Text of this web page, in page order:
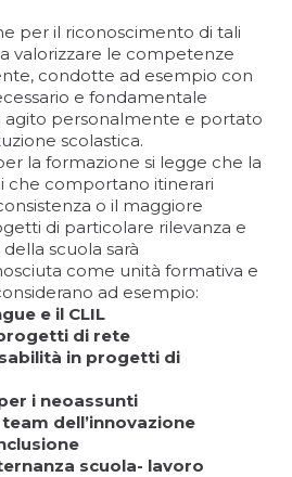
per il riconoscimento di tali
valorizzare le competenze
condotte ad esempio con
e fondamentale
personalmente e portato
scolastica.
la formazione si legge che la
che comportano itinerari
o il maggiore
di particolare rilevanza e
scuola sarà
come unità formativa e
ad esempio:
e il CLIL
di rete
in progetti di
i neoassunti
dell’innovazione
scuola- lavoro